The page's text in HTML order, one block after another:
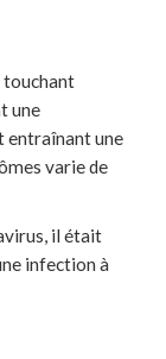
touchant
une
entraînant une
varie de
il était
infection à